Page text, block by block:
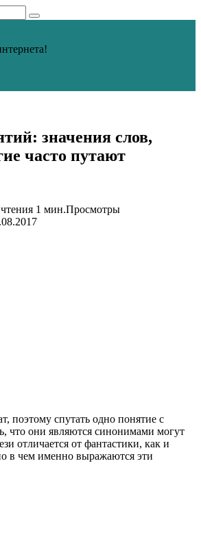
значения слов,
часто путают
1 мин.Просмотры
поэтому спутать одно понятие с
что они являются синонимами могут
отличается от фантастики, как и
в чем именно выражаются эти